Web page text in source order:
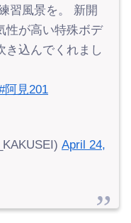
習風景を。 新開
性が高い特殊ボデ
き込んでくれまし
阿見201
April 24,